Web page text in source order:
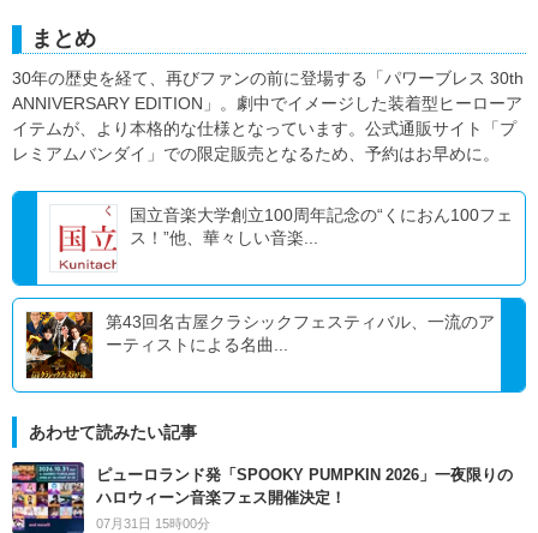
まとめ
30年の歴史を経て、再びファンの前に登場する「パワーブレス 30th
ANNIVERSARY EDITION」。劇中でイメージした装着型ヒーローア
イテムが、より本格的な仕様となっています。公式通販サイト「プ
レミアムバンダイ」での限定販売となるため、予約はお早めに。
国立音楽大学創立100周年記念の“くにおん100フェ
ス！”他、華々しい音楽...
第43回名古屋クラシックフェスティバル、一流のア
ーティストによる名曲...
あわせて読みたい記事
ピューロランド発「SPOOKY PUMPKIN 2026」一夜限りの
ハロウィーン音楽フェス開催決定！
07月31日 15時00分